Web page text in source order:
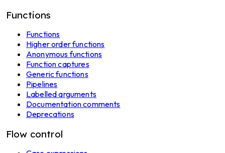
Functions
Functions
Higher order functions
Anonymous functions
Function captures
Generic functions
Pipelines
Labelled arguments
Documentation comments
Deprecations
Flow control